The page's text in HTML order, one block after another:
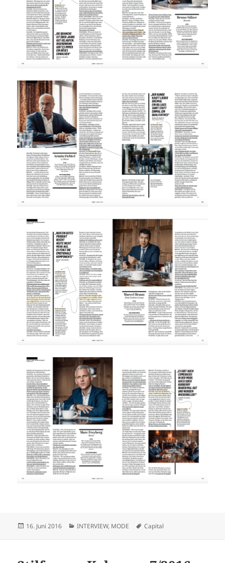
Veröffentlicht
16. Juni 2016 Kategorien
INTERVIEW, MODE Schlagwörter
Capital